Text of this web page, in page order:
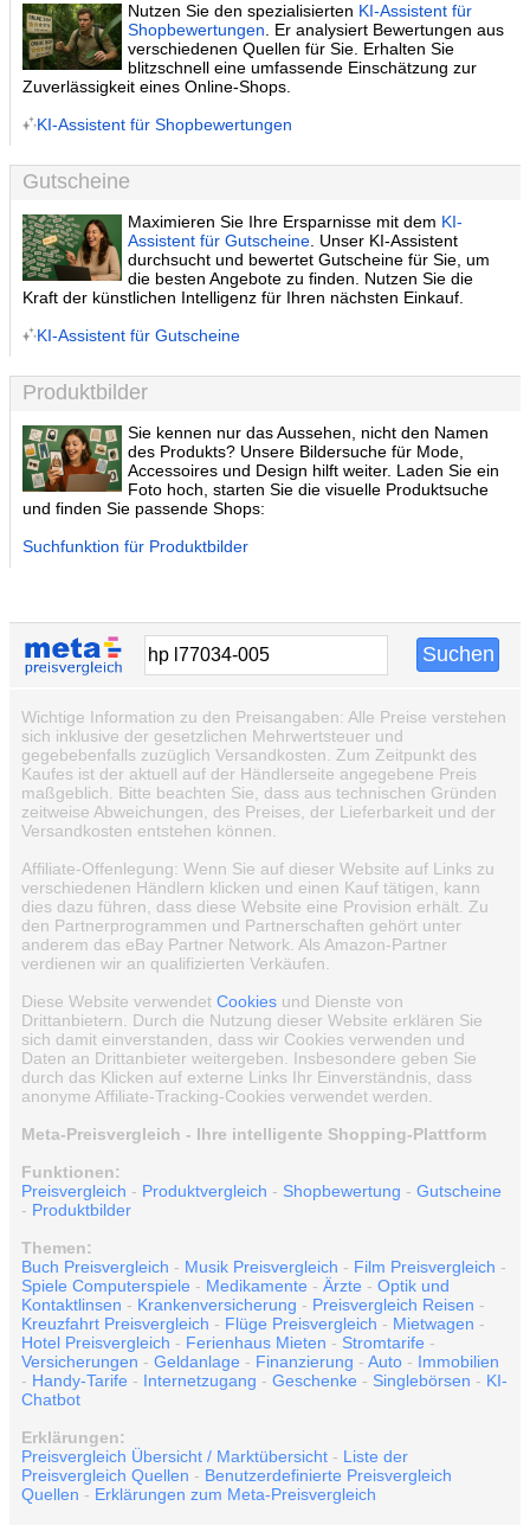
Nutzen Sie den spezialisierten KI-Assistent für
Shopbewertungen . Er analysiert Bewertungen aus
verschiedenen Quellen für Sie. Erhalten Sie
blitzschnell eine umfassende Einschätzung zur
Zuverlässigkeit eines Online-Shops.
KI-Assistent für Shopbewertungen
Gutscheine
Maximieren Sie Ihre Ersparnisse mit dem KI-
Assistent für Gutscheine . Unser KI-Assistent
durchsucht und bewertet Gutscheine für Sie, um
die besten Angebote zu finden. Nutzen Sie die
Kraft der künstlichen Intelligenz für Ihren nächsten Einkauf.
KI-Assistent für Gutscheine
Produktbilder
Sie kennen nur das Aussehen, nicht den Namen
des Produkts? Unsere Bildersuche für Mode,
Accessoires und Design hilft weiter. Laden Sie ein
Foto hoch, starten Sie die visuelle Produktsuche
und finden Sie passende Shops:
Suchfunktion für Produktbilder
Wichtige Information zu den Preisangaben: Alle Preise verstehen
sich inklusive der gesetzlichen Mehrwertsteuer und
gegebebenfalls zuzüglich Versandkosten. Zum Zeitpunkt des
Kaufes ist der aktuell auf der Händlerseite angegebene Preis
maßgeblich. Bitte beachten Sie, dass aus technischen Gründen
zeitweise Abweichungen, des Preises, der Lieferbarkeit und der
Versandkosten entstehen können.
Affiliate-Offenlegung: Wenn Sie auf dieser Website auf Links zu
verschiedenen Händlern klicken und einen Kauf tätigen, kann
dies dazu führen, dass diese Website eine Provision erhält. Zu
den Partnerprogrammen und Partnerschaften gehört unter
anderem das eBay Partner Network. Als Amazon-Partner
verdienen wir an qualifizierten Verkäufen.
Diese Website verwendet Cookies und Dienste von
Drittanbietern. Durch die Nutzung dieser Website erklären Sie
sich damit einverstanden, dass wir Cookies verwenden und
Daten an Drittanbieter weitergeben. Insbesondere geben Sie
durch das Klicken auf externe Links Ihr Einverständnis, dass
anonyme Affiliate-Tracking-Cookies verwendet werden.
Meta-Preisvergleich - Ihre intelligente Shopping-Plattform
Funktionen:
Preisvergleich - Produktvergleich - Shopbewertung - Gutscheine
- Produktbilder
Themen:
Buch Preisvergleich - Musik Preisvergleich - Film Preisvergleich -
Spiele Computerspiele - Medikamente - Ärzte - Optik und
Kontaktlinsen - Krankenversicherung - Preisvergleich Reisen -
Kreuzfahrt Preisvergleich - Flüge Preisvergleich - Mietwagen -
Hotel Preisvergleich - Ferienhaus Mieten - Stromtarife -
Versicherungen - Geldanlage - Finanzierung - Auto - Immobilien
- Handy-Tarife - Internetzugang - Geschenke - Singlebörsen - KI-
Chatbot
Erklärungen:
Preisvergleich Übersicht / Marktübersicht - Liste der
Preisvergleich Quellen - Benutzerdefinierte Preisvergleich
Quellen - Erklärungen zum Meta-Preisvergleich